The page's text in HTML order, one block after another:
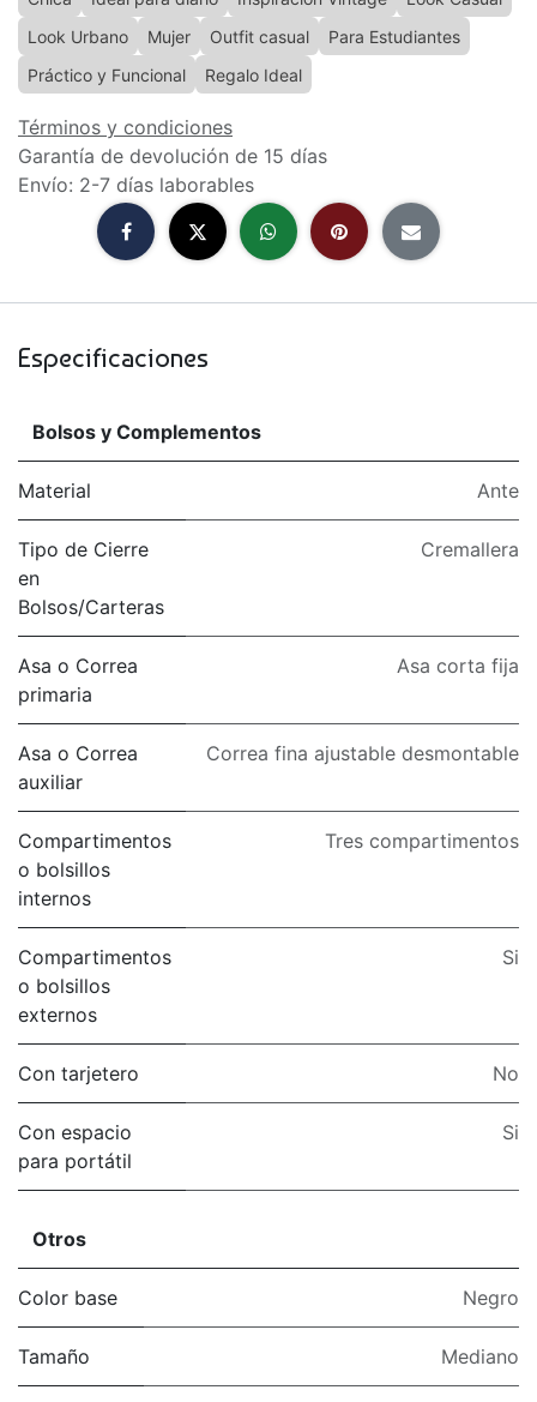
Look Urbano
Mujer Outfit casual
Para Estudiantes
Práctico y Funcional
Regalo Ideal
Términos y condiciones
Garantía de devolución de 15 días
Envío: 2-7 días laborables
Especificaciones
Bolsos y Complementos
Material Ante
Tipo de Cierre
en
Bolsos/Carteras
Cremallera
Asa o Correa
primaria
Asa corta fija
Asa o Correa
auxiliar
Correa fina ajustable desmontable
Compartimentos
o bolsillos
internos
Tres compartimentos
Compartimentos
o bolsillos
externos
Si
Con tarjetero No
Con espacio
para portátil
Si
Otros
Color base Negro
Tamaño Mediano